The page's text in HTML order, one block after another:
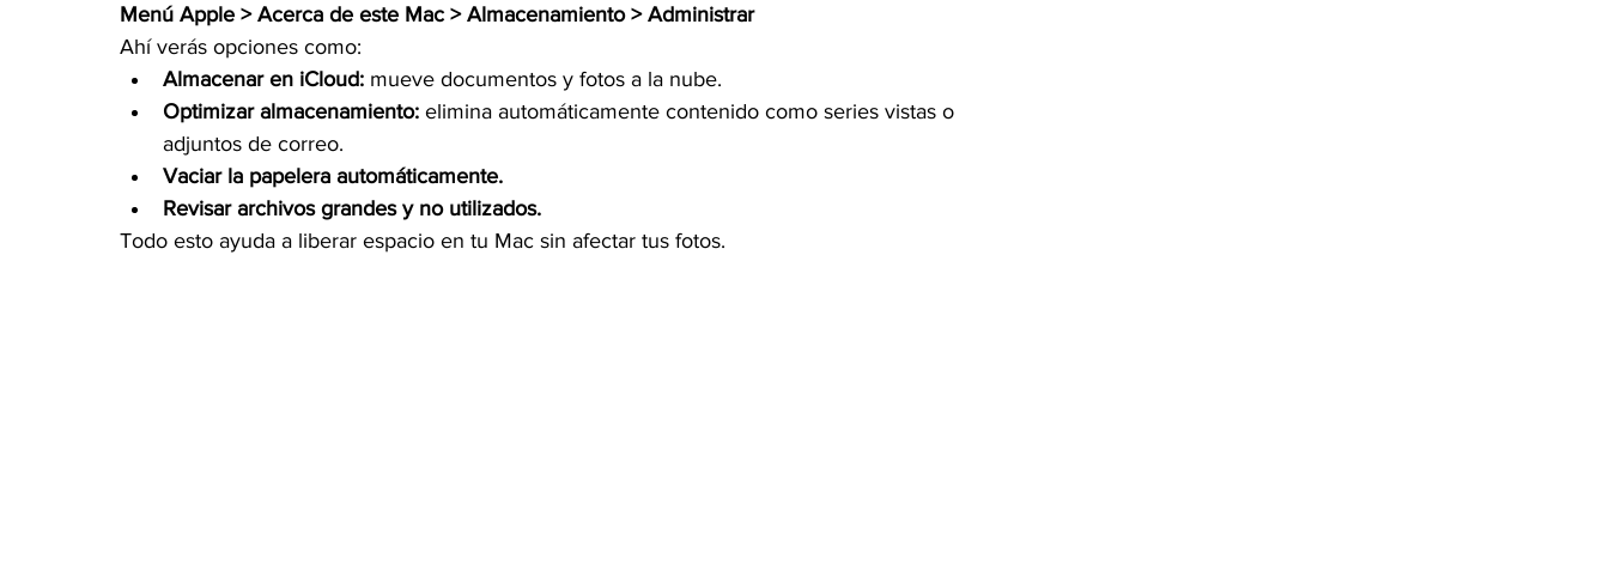
Menú Apple > Acerca de este Mac > Almacenamiento > Administrar
Ahí verás opciones como:
Almacenar en iCloud: mueve documentos y fotos a la nube.
Optimizar almacenamiento: elimina automáticamente contenido como series vistas o
adjuntos de correo.
Vaciar la papelera automáticamente.
Revisar archivos grandes y no utilizados.
Todo esto ayuda a liberar espacio en tu Mac sin afectar tus fotos.